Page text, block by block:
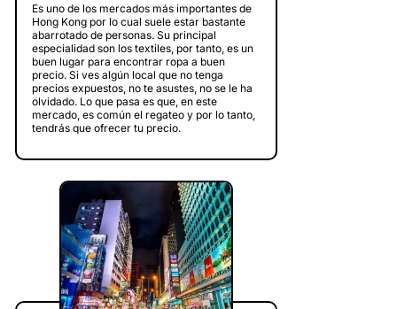
Es uno de los mercados más importantes de
Hong Kong por lo cual suele estar bastante
abarrotado de personas. Su principal
especialidad son los textiles, por tanto, es un
buen lugar para encontrar ropa a buen
precio. Si ves algún local que no tenga
precios expuestos, no te asustes, no se le ha
olvidado. Lo que pasa es que, en este
mercado, es común el regateo y por lo tanto,
tendrás que ofrecer tu precio.